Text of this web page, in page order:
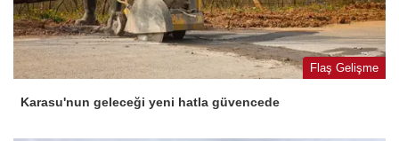
Flaş Gelişme
Karasu'nun geleceği yeni hatla güvencede